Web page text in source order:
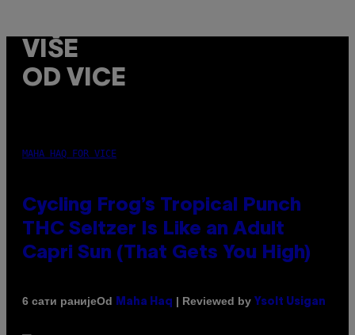
VIŠE
OD VICE
MAHA HAQ FOR VICE
Cycling Frog’s Tropical Punch
THC Seltzer Is Like an Adult
Capri Sun (That Gets You High)
6 сати ранијеOd Maha Haq | Reviewed by Ysolt Usigan